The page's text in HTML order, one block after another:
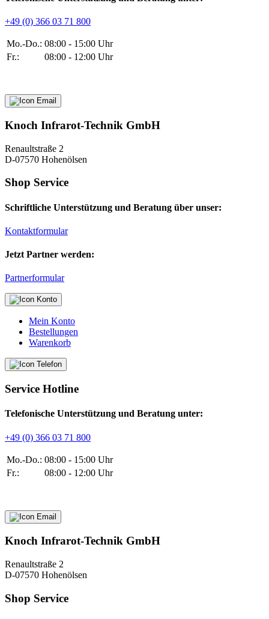
+49 (0) 366 03 71 800
Mo.-Do.: 08:00 - 15:00 Uhr
Fr.:
08:00 - 12:00 Uhr
Knoch Infrarot-Technik GmbH
Renaultstraße 2
D-07570 Hohenölsen
Shop Service
Schriftliche Unterstützung und Beratung über unser:
Kontaktformular
Jetzt Partner werden:
Partnerformular
Mein Konto
Bestellungen
Warenkorb
Service Hotline
Telefonische Unterstützung und Beratung unter:
+49 (0) 366 03 71 800
Mo.-Do.: 08:00 - 15:00 Uhr
Fr.:
08:00 - 12:00 Uhr
Knoch Infrarot-Technik GmbH
Renaultstraße 2
D-07570 Hohenölsen
Shop Service